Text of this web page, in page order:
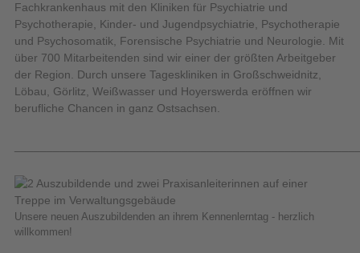
Fachkrankenhaus mit den Kliniken für Psychiatrie und
Psychotherapie, Kinder- und Jugendpsychiatrie, Psychotherapie
und Psychosomatik, Forensische Psychiatrie und Neurologie. Mit
über 700 Mitarbeitenden sind wir einer der größten Arbeitgeber
der Region. Durch unsere Tageskliniken in Großschweidnitz,
Löbau, Görlitz, Weißwasser und Hoyerswerda eröffnen wir
berufliche Chancen in ganz Ostsachsen.
Unsere neuen Auszubildenden an ihrem Kennenlerntag - herzlich
willkommen!